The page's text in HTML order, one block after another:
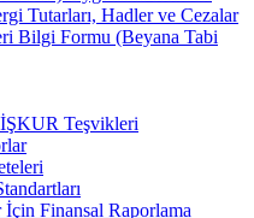
Tutarları, Hadler ve Cezalar
Bilgi Formu (Beyana Tabi
İŞKUR Teşvikleri
Finansal Raporlama